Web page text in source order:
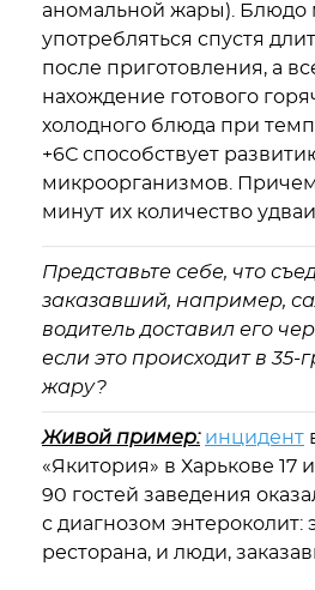
аномальной жары). Блюдо
употребляться спустя
после приготовления, а
нахождение готового
холодного блюда при
+6С способствует
микроорганизмов.
минут их количество
Представьте себе, что
заказавший, например,
водитель доставил его
если это происходит в 35-
жару?
Живой пример: инцидент
«Якитория» в Харькове 17
90 гостей заведения
с диагнозом энтероколит:
ресторана, и люди,